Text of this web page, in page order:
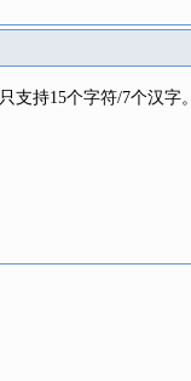
只支持15个字符/7个汉字。